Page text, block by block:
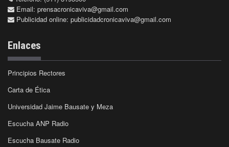
Email: prensacronicaviva@gmail.com
Publicidad online: publicidadcronicaviva@gmail.com
Enlaces
Principios Rectores
Carta de Ética
Universidad Jaime Bausate y Meza
Escucha ANP Radio
Escucha Bausate Radio